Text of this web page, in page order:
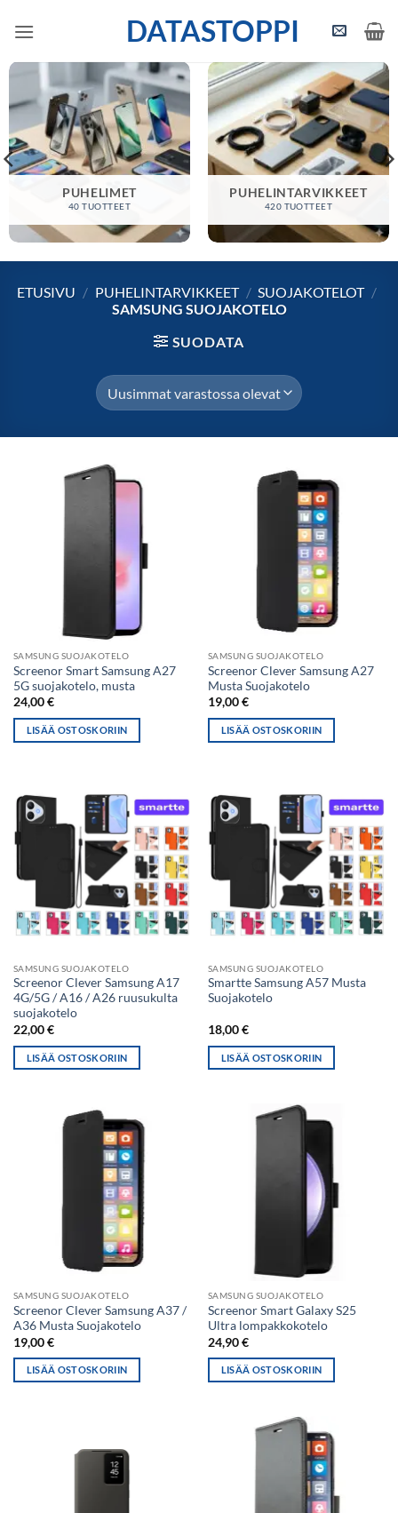
DATASTOPPI
PUHELIMET
40 TUOTTEET
PUHELINTARVIKKEET
420 TUOTTEET
ETUSIVU / PUHELINTARVIKKEET / SUOJAKOTELOT /
SAMSUNG SUOJAKOTELO
SUODATA
SAMSUNG SUOJAKOTELO
Screenor Smart Samsung A27
5G suojakotelo, musta
24,00€
LISÄÄ OSTOSKORIIN
SAMSUNG SUOJAKOTELO
Screenor Clever Samsung A27
Musta Suojakotelo
19,00€
LISÄÄ OSTOSKORIIN
SAMSUNG SUOJAKOTELO
Screenor Clever Samsung A17
4G/5G / A16 / A26 ruusukulta
suojakotelo
22,00€
LISÄÄ OSTOSKORIIN
SAMSUNG SUOJAKOTELO
Smartte Samsung A57 Musta
Suojakotelo
18,00€
LISÄÄ OSTOSKORIIN
SAMSUNG SUOJAKOTELO
Screenor Clever Samsung A37 /
A36 Musta Suojakotelo
19,00€
LISÄÄ OSTOSKORIIN
SAMSUNG SUOJAKOTELO
Screenor Smart Galaxy S25
Ultra lompakkokotelo
24,90€
LISÄÄ OSTOSKORIIN